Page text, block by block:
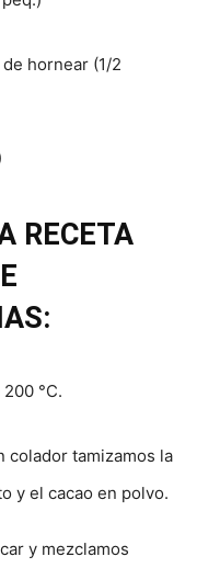
hornear (1/2
RECETA
°C.
colador tamizamos la
y el cacao en polvo.
y mezclamos